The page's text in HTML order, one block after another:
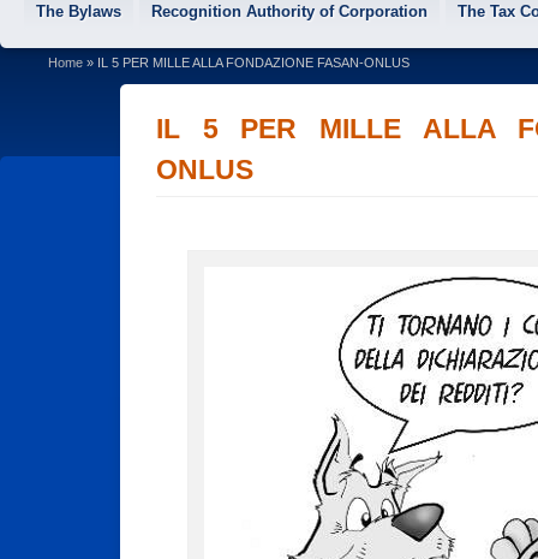
The Bylaws Recognition Authority of Corporation The Tax
Home » IL 5 PER MILLE ALLA FONDAZIONE FASAN-ONLUS
IL 5 PER MILLE ALLA
ONLUS